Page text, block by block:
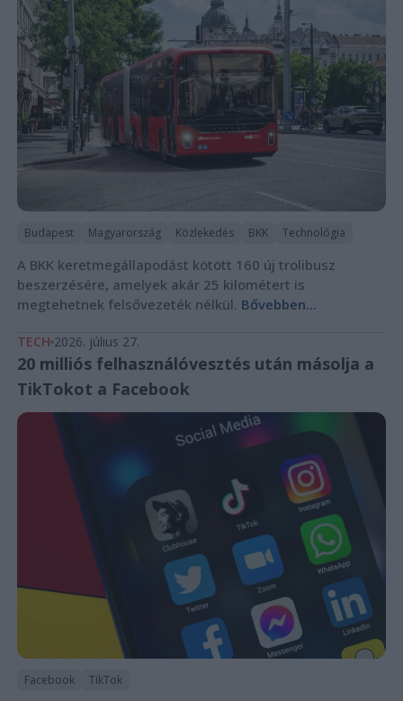
Budapest Magyarország Közlekedés BKK Technológia
A BKK keretmegállapodást kötött 160 új trolibusz
beszerzésére, amelyek akár 25 kilométert is
megtehetnek felsővezeték nélkül. Bővebben...
TECH 2026. július 27.
20 milliós felhasználóvesztés után másolja a
TikTokot a Facebook
Facebook TikTok